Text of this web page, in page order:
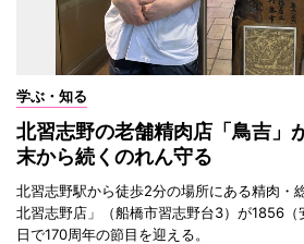
学ぶ・知る
北習志野の老舗精肉店「鳥吉
末から続くのれん守る
北習志野駅から徒歩2分の場所にある精肉・
北習志野店」（船橋市習志野台3）が1856
日で170周年の節目を迎える。